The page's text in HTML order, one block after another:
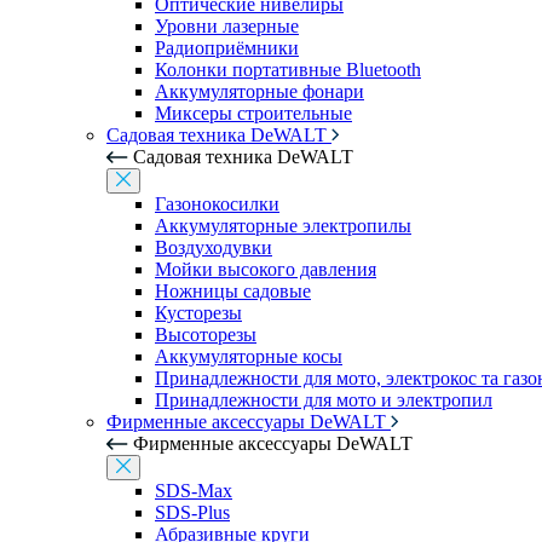
Оптические нивелиры
Уровни лазерные
Радиоприёмники
Колонки портативные Bluetooth
Аккумуляторные фонари
Миксеры строительные
Садовая техника DeWALT
Садовая техника DeWALT
Газонокосилки
Аккумуляторные электропилы
Воздуходувки
Мойки высокого давления
Ножницы садовые
Кусторезы
Высоторезы
Аккумуляторные косы
Принадлежности для мото, электрокос та
Принадлежности для мото и электропил
Фирменные аксессуары DeWALT
Фирменные аксессуары DeWALT
SDS-Max
SDS-Plus
Абразивные круги